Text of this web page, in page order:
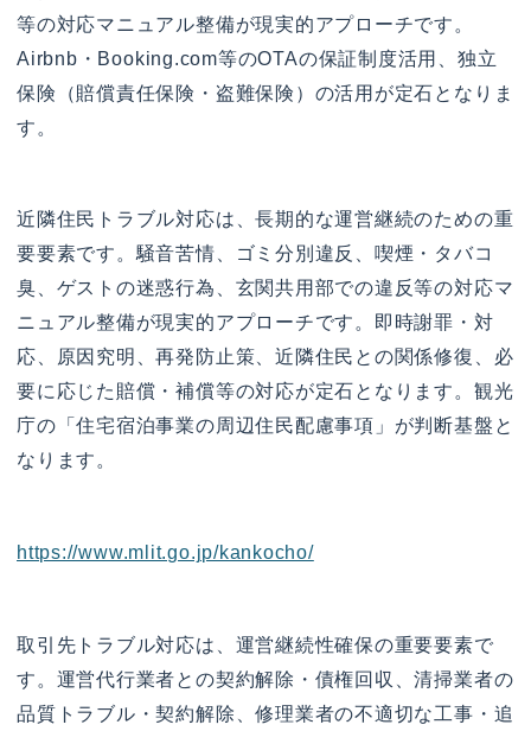
等の対応マニュアル整備が現実的アプローチです。
Airbnb・Booking.com等のOTAの保証制度活用、独立
保険（賠償責任保険・盗難保険）の活用が定石となりま
す。
近隣住民トラブル対応は、長期的な運営継続のための重
要要素です。騒音苦情、ゴミ分別違反、喫煙・タバコ
臭、ゲストの迷惑行為、玄関共用部での違反等の対応マ
ニュアル整備が現実的アプローチです。即時謝罪・対
応、原因究明、再発防止策、近隣住民との関係修復、必
要に応じた賠償・補償等の対応が定石となります。観光
庁の「住宅宿泊事業の周辺住民配慮事項」が判断基盤と
なります。
https://www.mlit.go.jp/kankocho/
取引先トラブル対応は、運営継続性確保の重要要素で
す。運営代行業者との契約解除・債権回収、清掃業者の
品質トラブル・契約解除、修理業者の不適切な工事・追